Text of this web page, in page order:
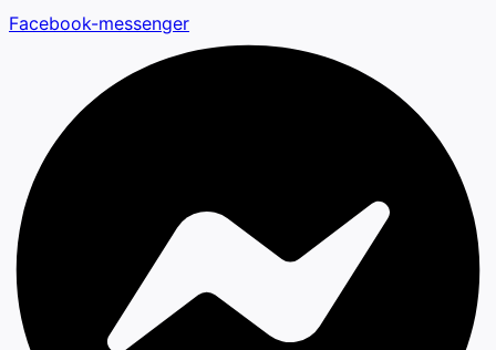
Facebook-messenger